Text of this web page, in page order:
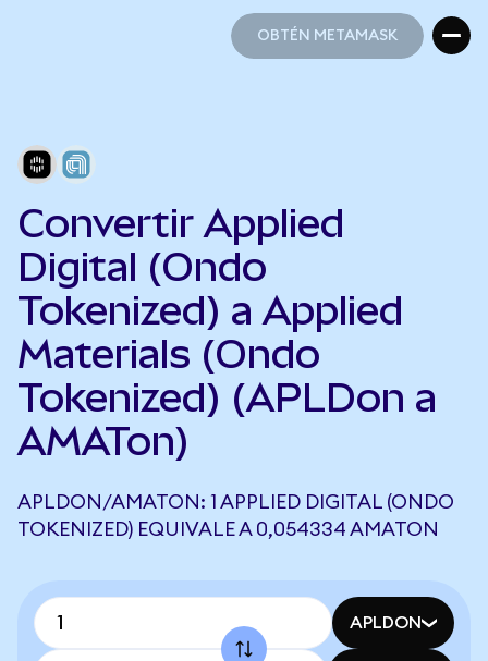
OBTÉN METAMASK
Convertir Applied
Digital (Ondo
Tokenized) a Applied
Materials (Ondo
Tokenized) (APLDon a
AMATon)
APLDON/AMATON: 1 APPLIED DIGITAL (ONDO
TOKENIZED) EQUIVALE A 0,054334 AMATON
APLDON